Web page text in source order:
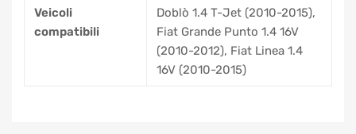
Veicoli
compatibili
Doblò 1.4 T-Jet (2010-2015),
Fiat Grande Punto 1.4 16V
(2010-2012), Fiat Linea 1.4
16V (2010-2015)